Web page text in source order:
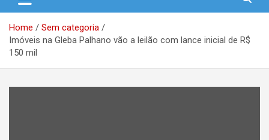
Home
Sem categoria
Imóveis na Gleba Palhano vão a leilão com lance inicial de R$
150 mil